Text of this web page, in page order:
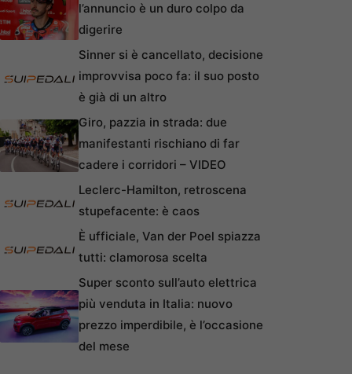
l’annuncio è un duro colpo da
digerire
Sinner si è cancellato, decisione
improvvisa poco fa: il suo posto
è già di un altro
Giro, pazzia in strada: due
manifestanti rischiano di far
cadere i corridori – VIDEO
Leclerc-Hamilton, retroscena
stupefacente: è caos
È ufficiale, Van der Poel spiazza
tutti: clamorosa scelta
Super sconto sull’auto elettrica
più venduta in Italia: nuovo
prezzo imperdibile, è l’occasione
del mese